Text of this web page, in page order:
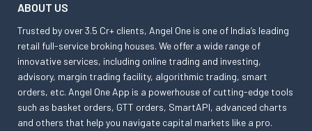
ABOUT US
Trusted by over 3.5 Cr+ clients, Angel One is one of India’s leading
retail full-service broking houses. We offer a wide range of
innovative services, including online trading and investing,
advisory, margin trading facility, algorithmic trading, smart
orders, etc. Angel One App is a powerhouse of cutting-edge tools
such as basket orders, GTT orders, SmartAPI, advanced charts
and others that help you navigate capital markets like a pro.